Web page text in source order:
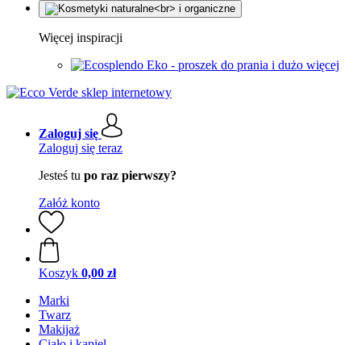
Więcej inspiracji
Eko - proszek do prania i dużo więcej
Zaloguj się
Zaloguj się teraz
Jesteś tu po raz pierwszy?
Załóż konto
Koszyk 0,00 zł
Marki
Twarz
Makijaż